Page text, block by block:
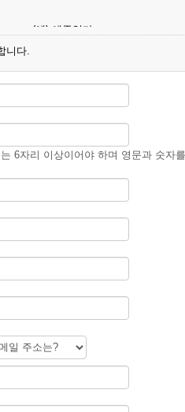
(예) 예준엄마
(예) 김예준
메일 주소 사용
요됩니다.
승인이 되지 않습니다.
유로 홈페이지를 이용하기를 희망하는
다.
니다.
6자리 이상이어야 하며 영문과 숫자